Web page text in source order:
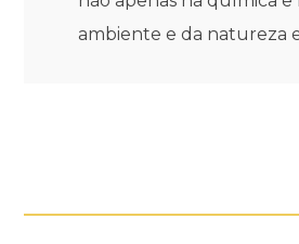
ambiente e da natureza